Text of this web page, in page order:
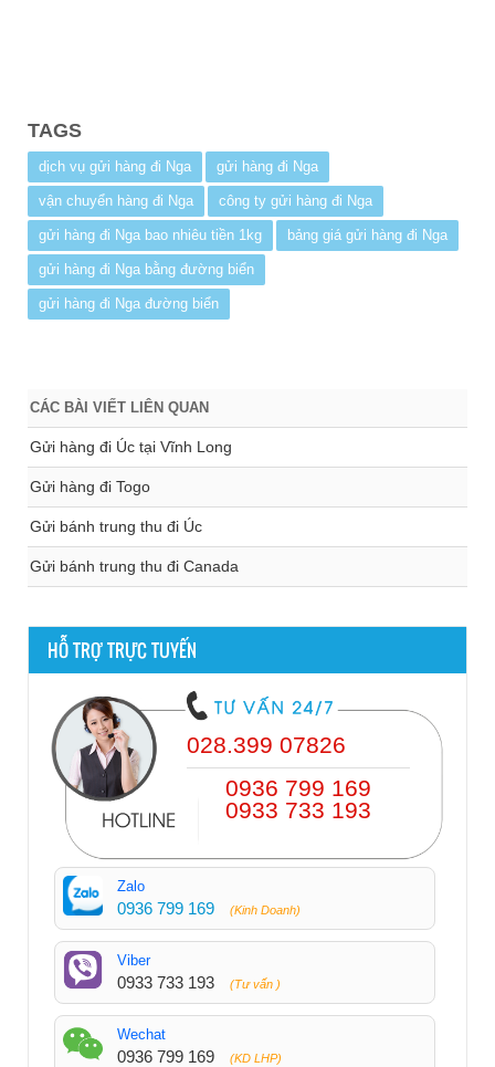
TAGS
dịch vụ gửi hàng đi Nga gửi hàng đi Nga
vận chuyển hàng đi Nga công ty gửi hàng đi Nga
gửi hàng đi Nga bao nhiêu tiền 1kg bảng giá gửi hàng đi Nga
gửi hàng đi Nga bằng đường biển
gửi hàng đi Nga đường biển
CÁC BÀI VIẾT LIÊN QUAN
Gửi hàng đi Úc tại Vĩnh Long
Gửi hàng đi Togo
Gửi bánh trung thu đi Úc
Gửi bánh trung thu đi Canada
HỖ TRỢ TRỰC TUYẾN
028.399 07826
0936 799 169
0933 733 193
Zalo
0936 799 169 (Kinh Doanh)
Viber
0933 733 193 (Tư vấn )
Wechat
0936 799 169 (KD LHP)